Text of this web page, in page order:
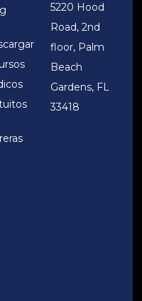
5220 Hood
Road, 2nd
floor, Palm
Beach
Gardens, FL
33418